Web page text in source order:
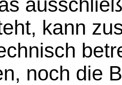
kann
noch die